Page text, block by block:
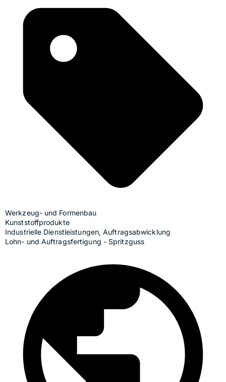
Werkzeug- und Formenbau
Kunststoffprodukte
Industrielle Dienstleistungen, Auftragsabwicklung
Lohn- und Auftragsfertigung - Spritzguss